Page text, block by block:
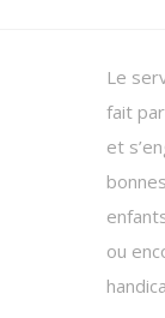
Le
fait
et
ou